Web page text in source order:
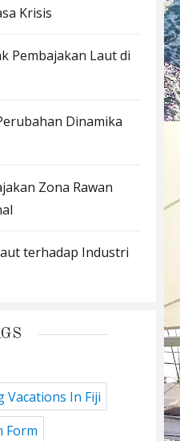
Krisis
Pembajakan Laut di
Dinamika
Zona Rawan
terhadap Industri
Vacations In Fiji
Form